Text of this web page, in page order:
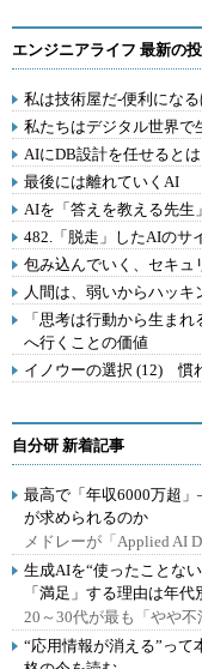
エンジニアライフ 最新の
私は技術屋だ-便利にな
私たちはデジタル世界で
AIにDB設計を任せると
最後には離れていくAI
AIを「答えを教える先生
482.「脱走」したAIのサ
包み込んでいく、セキュ
人間は、弱いからハッ
「思考は行動から生ま
へ行くことの価値
イノウーの選択 (12) 慣
自分研 新着記事
最高で「年収6000万超
が求められるのか
メドレーが「Applied AI
生成AIを“使ったことな
「満足」する理由は年
20～30代が最も「やや不
“応用情報が消える”っ